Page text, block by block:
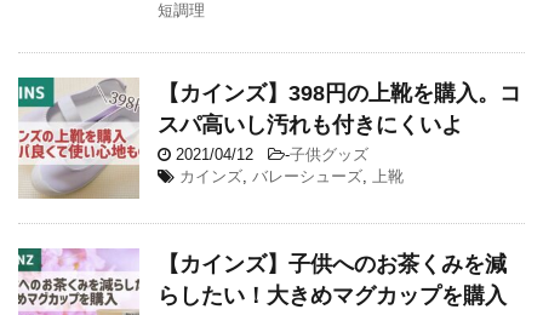
短調理
【カインズ】398円の上靴を購入。コ
スパ高いし汚れも付きにくいよ
2021/04/12 -子供グッズ
カインズ, バレーシューズ, 上靴
【カインズ】子供へのお茶くみを減
らしたい！大きめマグカップを購入